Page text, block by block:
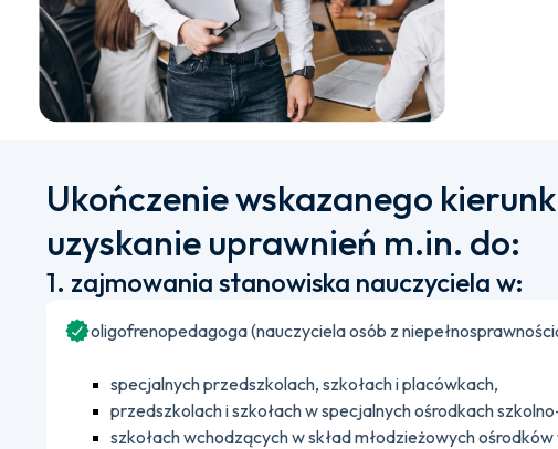
Ukończenie wskazanego
uzyskanie uprawnień m.in. do:
1. zajmowania stanowiska nauczyciela w:
oligofrenopedagoga (nauczyciela osób z
specjalnych przedszkolach, szkołach i placówkach,
przedszkolach i szkołach w specjalnych ośrodkach
szkołach wchodzących w skład młodzieżowych